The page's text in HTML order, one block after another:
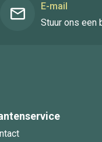
E-mail
Stuur ons een